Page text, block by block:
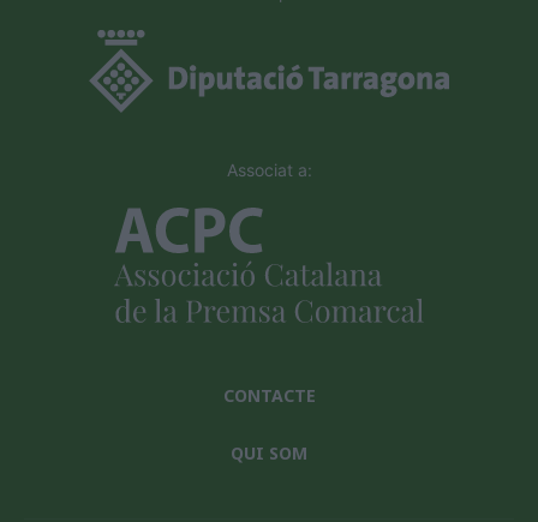
Associat a:
CONTACTE
QUI SOM